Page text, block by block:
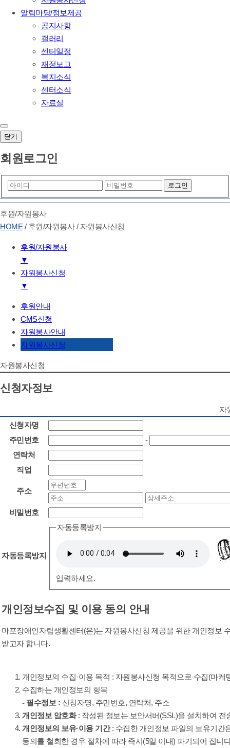
알림마당/정보제공
공지사항
갤러리
센터일정
재정보고
복지소식
센터소식
자료실
닫기
회원로그인
후원/자원봉사
HOME / 후원/자원봉사/ 자원봉사신청
후원/자원봉사
▼
기관소개
알림마당/정보제공
자원봉사신청
▼
CMS신청
자원봉사안내
자원봉사신청
후원안내
CMS신청
자원봉사안내
자원봉사신청
자원봉사신청
신청자정보
자
신청자명
주민번호
-
연락처
직업
주소
비밀번호
자동등록방지
자동등록방지
입력하세요.
개인정보수집 및 이용 동의 안내
마포장애인자립생활센터(은)는 자원봉사신청 제공을 위한 개인정보
받고자 합니다.
개인정보의 수집·이용 목적 : 자원봉사신청 목적으로 수집(마
수집하는 개인정보의 항목
- 필수정보 : 신청자명, 주민번호, 연락처, 주소
개인정보 암호화: 작성된 정보는 보안서버(SSL)을 설치하여
개인정보의 보유·이용 기간: 수집한 개인정보 파일의 보유기간
동의를 철회한 경우 절차에 따라 즉시(5일 이내) 파기되어 집니